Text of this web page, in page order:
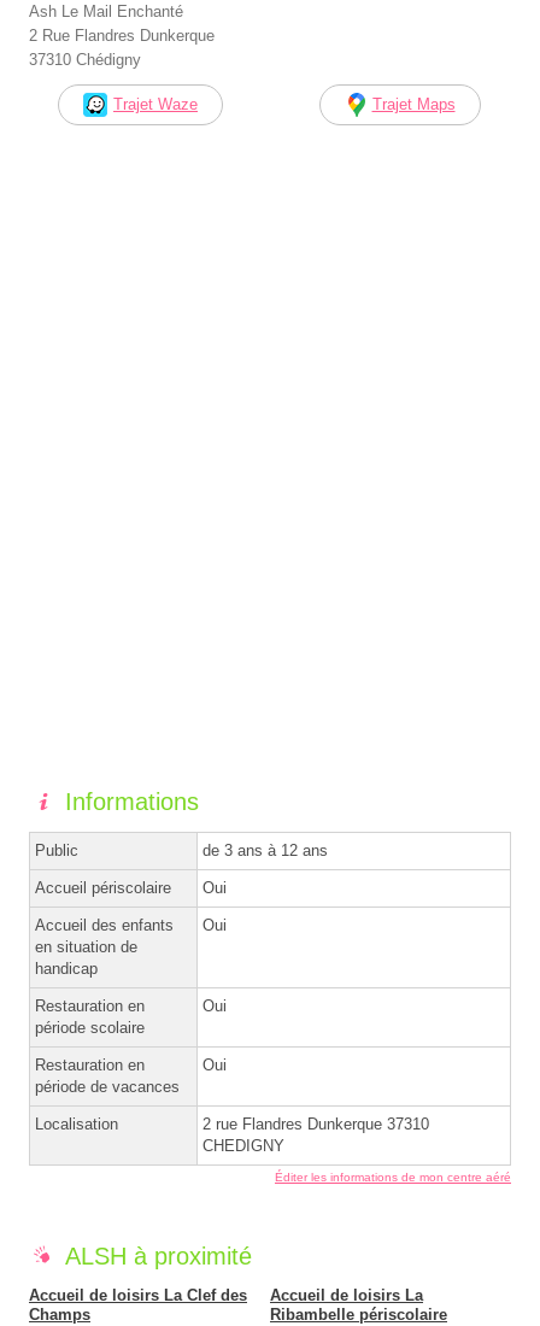
Ash Le Mail Enchanté
2 Rue Flandres Dunkerque
37310 Chédigny
Trajet Waze Trajet Maps
Informations
Public de 3 ans à 12 ans
Accueil périscolaire Oui
Accueil des enfants
en situation de
handicap
Oui
Restauration en
période scolaire
Oui
Restauration en
période de vacances
Oui
Localisation
2 rue Flandres Dunkerque 37310
CHEDIGNY
Éditer les informations de mon centre aéré
ALSH à proximité
Accueil de loisirs La Clef des
Champs
Accueil de loisirs La
Ribambelle périscolaire